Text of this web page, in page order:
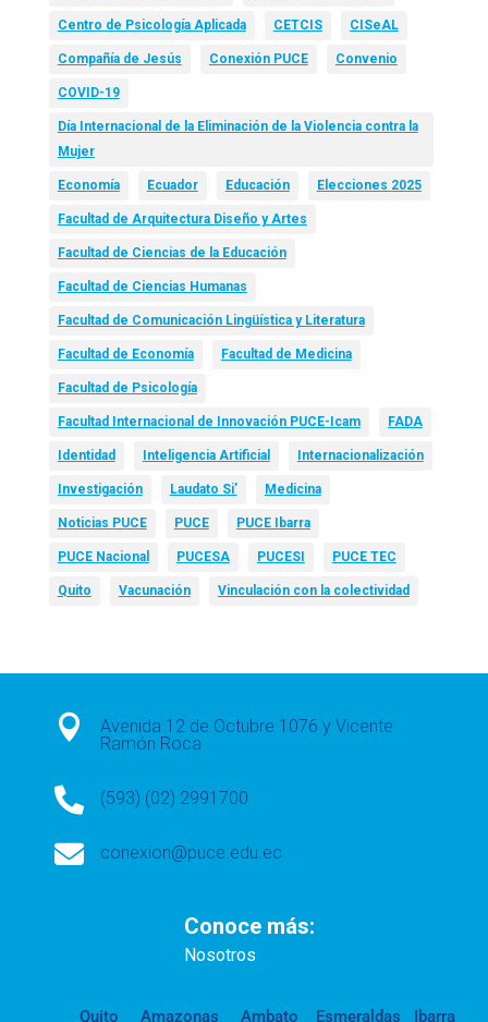
Centro de Psicología Aplicada CETCIS CISeAL
Compañía de Jesús Conexión PUCE Convenio
COVID-19
Día Internacional de la Eliminación de la Violencia contra la
Mujer
Economía Ecuador Educación Elecciones 2025
Facultad de Arquitectura Diseño y Artes
Facultad de Ciencias de la Educación
Facultad de Ciencias Humanas
Facultad de Comunicación Lingüística y Literatura
Facultad de Economía Facultad de Medicina
Facultad de Psicología
Facultad Internacional de Innovación PUCE-Icam FADA
Identidad Inteligencia Artificial Internacionalización
Investigación Laudato Si’ Medicina
Noticias PUCE PUCE PUCE Ibarra
PUCE Nacional PUCESA PUCESI PUCE TEC
Quito Vacunación Vinculación con la colectividad

Avenida 12 de Octubre 1076 y Vicente
Ramón Roca
 (593) (02) 2991700
 conexion@puce.edu.ec
Conoce más:
Nosotros
Quito Amazonas Ambato Esmeraldas Ibarra